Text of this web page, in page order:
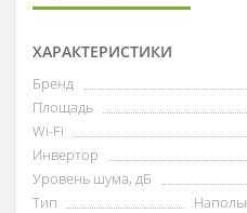
ХАРАКТЕРИСТИКИ
Бренд
Площадь
Wi-Fi
Инвертор
Уровень шума, дБ
Тип